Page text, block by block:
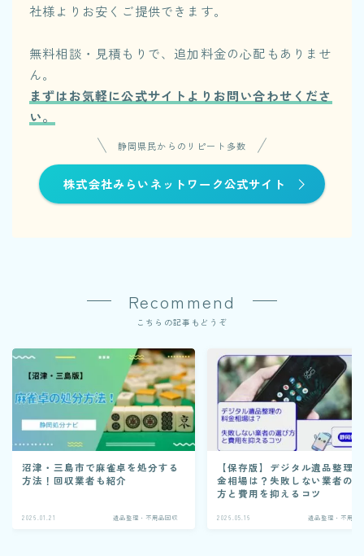
社様よりお安くご提供できます。
無料相談・見積もりで、追加料金の心配もありませ
ん。
まずはお気軽に公式サイトよりお問い合わせくださ
い。
静岡県民からのリピート多数
株式会社みらいネットワーク公式サイト
Recommend
こちらの記事もどうぞ
沼津・三島市で麻雀卓を処分する
方法！回収業者も紹介
2026.01.21 遺品整理・不用品回収
【保存版】デジタル遺品整理
金相場は？失敗しない業者の
方と費用を抑えるコツ
2026.05.16 遺品整理・不用品